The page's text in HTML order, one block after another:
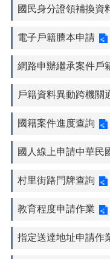
國民身分證領補換資
電子戶籍謄本申請
網路申辦繼承案件戶
戶籍資料異動跨機關
國籍案件進度查詢
國人線上申請中華民
村里街路門牌查詢
教育程度申請作業
指定送達地址申請作